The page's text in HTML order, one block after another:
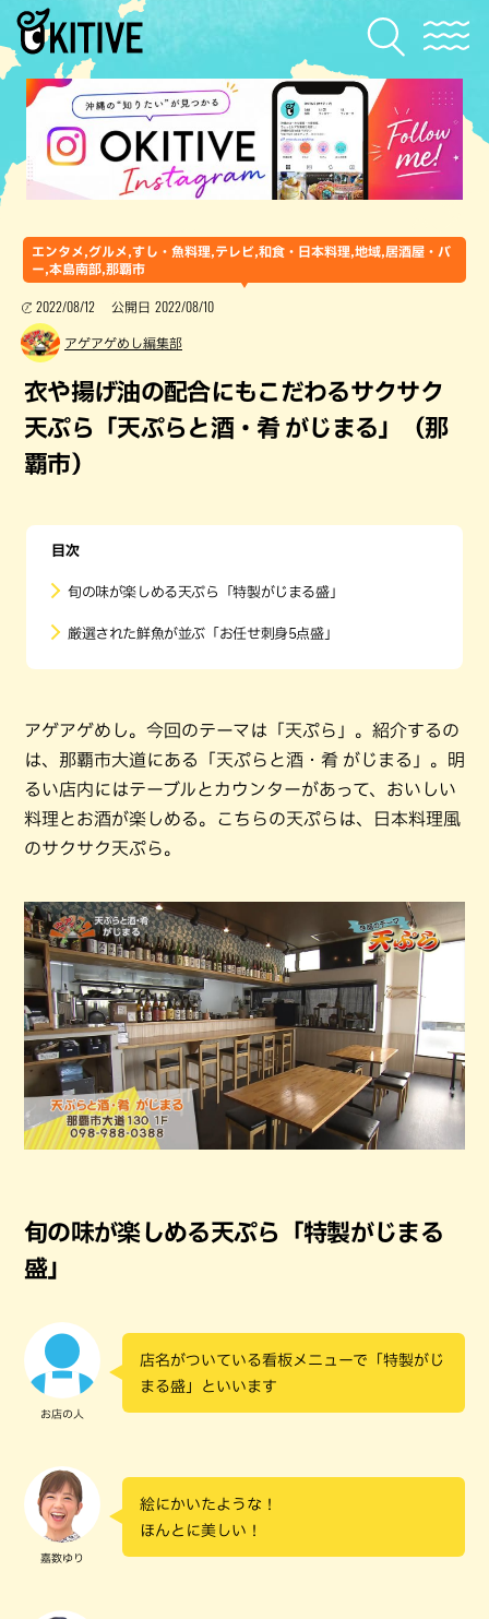
エンタメ,グルメ,すし・魚料理,テレビ,和食・日本料理,地域,居酒屋・バ
ー,本島南部,那覇市
2022/08/12 公開日 2022/08/10
アゲアゲめし編集部
衣や揚げ油の配合にもこだわるサクサク
天ぷら「天ぷらと酒・肴 がじまる」（那
覇市）
目次
旬の味が楽しめる天ぷら「特製がじまる盛」
厳選された鮮魚が並ぶ「お任せ刺身5点盛」
アゲアゲめし。今回のテーマは「天ぷら」。紹介するの
は、那覇市大道にある「天ぷらと酒・肴 がじまる」。明
るい店内にはテーブルとカウンターがあって、おいしい
料理とお酒が楽しめる。こちらの天ぷらは、日本料理風
のサクサク天ぷら。
旬の味が楽しめる天ぷら「特製がじまる
盛」
お店の人
店名がついている看板メニューで「特製がじ
まる盛」といいます
嘉数ゆり
絵にかいたような！
ほんとに美しい！